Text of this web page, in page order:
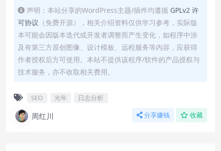
声明：本站分享的WordPress主题/插件均遵循 GPLv2 许
可协议 （免费开源），相关介绍资料仅供学习参考，实际版
本可能会因版本迭代或开发者调整而产生变化，如程序中涉
及有第三方原创图像、设计模板、远程服务等内容，应获得
作者授权后方可使用。本站不提供该程序/软件的产品授权与
技术服务，亦不收取相关费用。
SEO 光年 日志分析
周红川 分享赚钱 收藏